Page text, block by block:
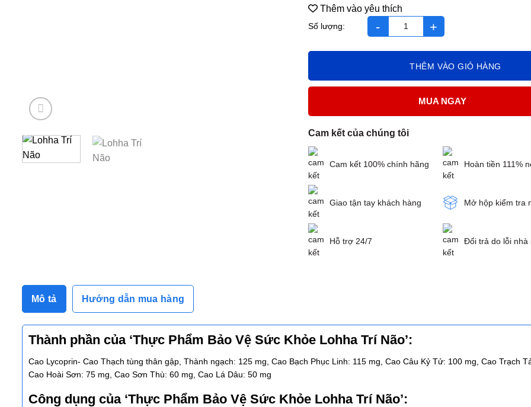
Lohha Trí Não số lượng
THÊM VÀO GIỎ HÀNG
MUA NGAY
Cam kết của chúng tôi
Cam kết 100% chính hãng Hoàn tiền 111%
Giao tận tay khách hàng Mở hộp kiểm tra
Hỗ trợ 24/7 Đổi trả do lỗi nhà
Thêm vào yêu thích
Mô tả Hướng dẫn mua hàng
Thành phần của ‘Thực Phẩm Bảo Vệ Sức Khỏe Lohha Trí Não’:
Cao Lycoprin- Cao Thạch tùng thân gập, Thành ngạch: 125 mg, Cao Bạch Phục Linh: 115 mg, Cao Câu Kỷ Tử: 100 mg, Cao Trạch
Cao Hoài Sơn: 75 mg, Cao Sơn Thù: 60 mg, Cao Lá Dâu: 50 mg
Công dụng của ‘Thực Phẩm Bảo Vệ Sức Khỏe Lohha Trí Não’: